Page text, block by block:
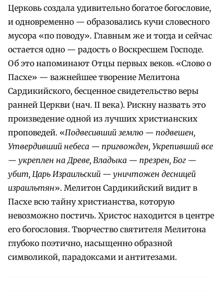
Церковь создала удивительно богатое богословие,
и одновременно — образовались кучи словесного
мусора «по поводу». Главным же и тогда и сейчас
остается одно — радость о Воскресшем Господе.
Об это напоминают Отцы первых веков. «Слово о
Пасхе» — важнейшее творение Мелитона
Сардикийского, бесценное свидетельство веры
ранней Церкви (нач. II века). Рискну назвать это
произведение одной из лучших христианских
проповедей. «Подвесивший землю — подвешен,
Утвердивший небеса — пригвожден, Укрепивший все
— укреплен на Древе, Владыка — презрен, Бог —
убит, Царь Израильский — уничтожен десницей
израильтян». Мелитон Сардикийский видит в
Пасхе всю тайну христианства, которую
невозможно постичь. Христос находится в центре
его богословия. Творчество святителя Мелитона
глубоко поэтично, насыщенно образной
символикой, парадоксами и антитезами.